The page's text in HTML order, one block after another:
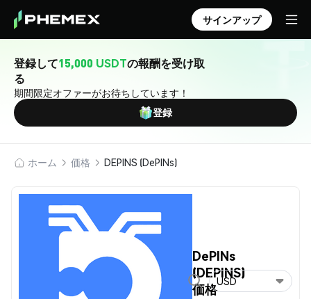
サインアップ
登録して15,000 USDTの報酬を受け取
る
期間限定オファーがお待ちしています！
登録
ホーム 価格 DEPINS (DePINs)
DePINs
(DEPINS)
価格USD